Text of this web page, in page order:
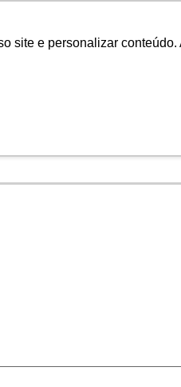
site e personalizar